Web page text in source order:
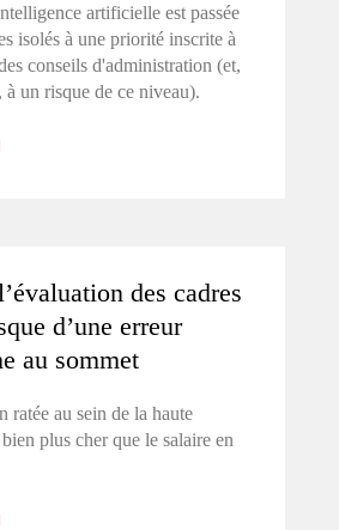
artificielle est passée
isolés à une priorité inscrite à
conseils d'administration (et,
à un risque de ce niveau).
des cadres
d’une erreur
au sommet
ratée au sein de la haute
plus cher que le salaire en